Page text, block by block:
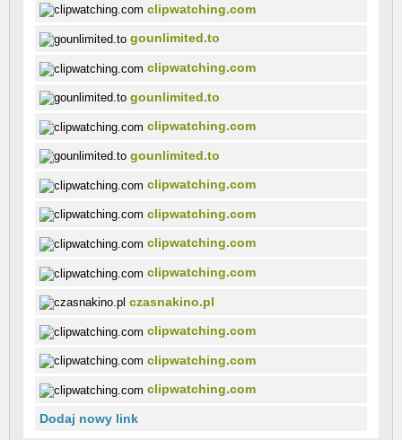
clipwatching.com
gounlimited.to
clipwatching.com
gounlimited.to
clipwatching.com
gounlimited.to
clipwatching.com
clipwatching.com
clipwatching.com
clipwatching.com
czasnakino.pl
clipwatching.com
clipwatching.com
clipwatching.com
Dodaj nowy link